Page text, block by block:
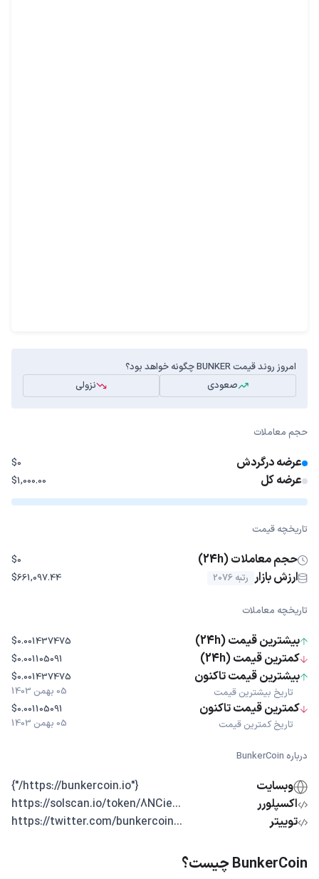
امروز روند قیمت BUNKER چگونه خواهد بود؟
صعودی
نزولی
حجم معاملات
عرضه درگردش $0
عرضه کل $1,000.00
تاریخچه قیمت
حجم معاملات (24h) $0
ارزش بازار رتبه 2076 $661,097.44
تاریخچه معاملات
بیشترین قیمت (24h) $0.001437475
کمترین قیمت (24h) $0.001105091
بیشترین قیمت تاکنون
تاریخ بیشترین قیمت
$0.001437475
05 بهمن 1403
کمترین قیمت تاکنون
تاریخ کمترین قیمت
$0.001105091
05 بهمن 1403
درباره BunkerCoin
وبسایت
{"https://bunkercoin.io/"}
اکسپلورر
...https://solscan.io/token/8NCie
توییتر
...https://twitter.com/bunkercoin
BunkerCoin چیست؟